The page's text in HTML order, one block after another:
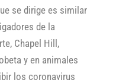
se dirige es similar
de la
Chapel Hill,
y en animales
los coronavirus